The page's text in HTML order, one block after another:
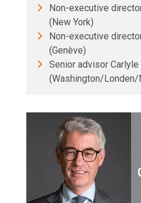
Non-executive
(New York)
Non-executive
(Genève)
Senior advisor Carlyle
(Washington/Londen/